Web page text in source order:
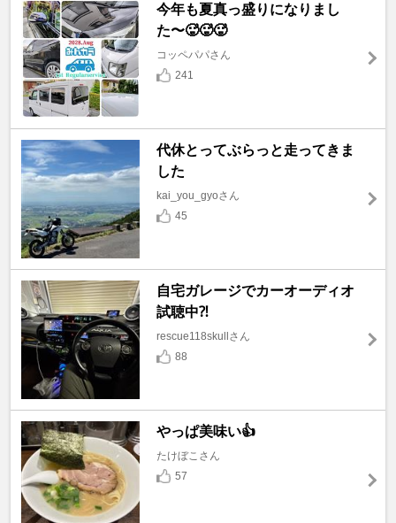
今年も夏真っ盛りになりまし
た〜🥵🥵🥵
コッペパパさん
241
代休とってぶらっと走ってきま
した
kai_you_gyoさん
45
自宅ガレージでカーオーディオ
試聴中⁈
rescue118skullさん
88
やっぱ美味い👍
たけぼこさん
57